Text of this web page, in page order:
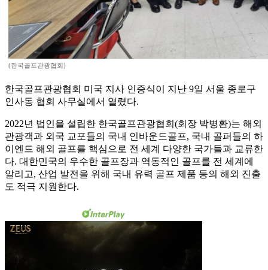
(한국골프관광협회)
한국골프관광협회 미국 지사 인증식이 지난 9일 서울 종로구
인사동 협회 사무실에서 열렸다.
2022년 법인을 설립한 한국골프관광협회(회장 박병환)는 해외
관광객과 외국 교포들의 국내 인바운드골프, 국내 골퍼들의 하
이엔드 해외 골프를 핵심으로 전 세계 다양한 국가들과 교류한
다. 대한민국의 우수한 골프장과 역동적인 골프를 전 세계에
알리고, 산업 발전을 위해 국내 유력 골프 제품 등의 해외 진출
도 적극 지원한다.